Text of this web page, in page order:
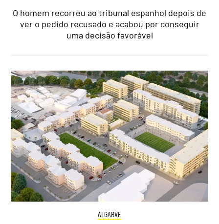
O homem recorreu ao tribunal espanhol depois de
ver o pedido recusado e acabou por conseguir
uma decisão favorável
ALGARVE